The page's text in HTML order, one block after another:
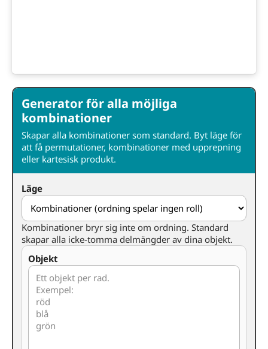
Generator för alla möjliga
kombinationer
Skapar alla kombinationer som standard. Byt läge för
att få permutationer, kombinationer med upprepning
eller kartesisk produkt.
Läge
Kombinationer bryr sig inte om ordning. Standard
skapar alla icke-tomma delmängder av dina objekt.
Objekt